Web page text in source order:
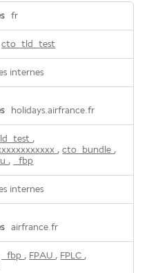
fr
cto_tld_test
internes
holidays.airfrance.fr
,
,cto_bundle ,
, _fbp
internes
airfrance.fr
_fbp , FPAU , FPLC ,